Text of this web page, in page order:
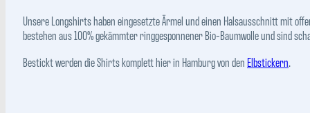
Unsere Longshirts haben eingesetzte Ärmel und einen Halsausschnitt mit
bestehen aus 100% gekämmter ringgesponnener Bio-Baumwolle und sind
Bestickt werden die Shirts komplett hier in Hamburg von den Elbstickern.